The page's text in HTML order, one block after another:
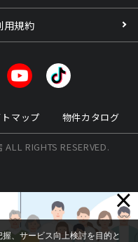
用規約
マップ 物件カタログ
RIGHTS RESERVED.
×
、サービス向上検討を目的と